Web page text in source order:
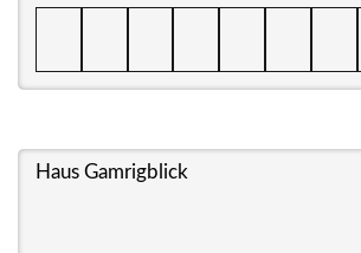
Haus Gamrigblick